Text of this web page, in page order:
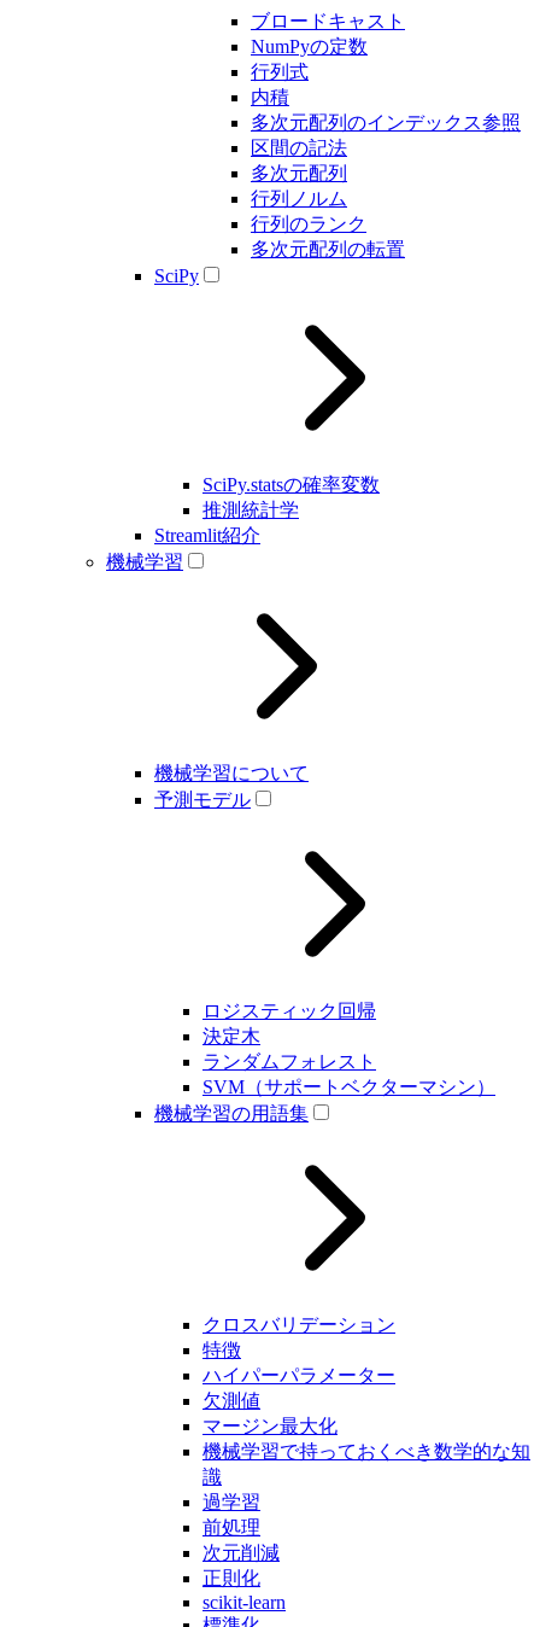
ブロードキャスト
NumPyの定数
行列式
内積
多次元配列のインデックス参照
区間の記法
多次元配列
行列ノルム
行列のランク
多次元配列の転置
SciPy
SciPy.statsの確率変数
推測統計学
Streamlit紹介
機械学習
機械学習について
予測モデル
ロジスティック回帰
決定木
ランダムフォレスト
SVM（サポートベクターマシン）
機械学習の用語集
クロスバリデーション
特徴
ハイパーパラメーター
欠測値
マージン最大化
機械学習で持っておくべき数学的な知
識
過学習
前処理
次元削減
正則化
scikit-learn